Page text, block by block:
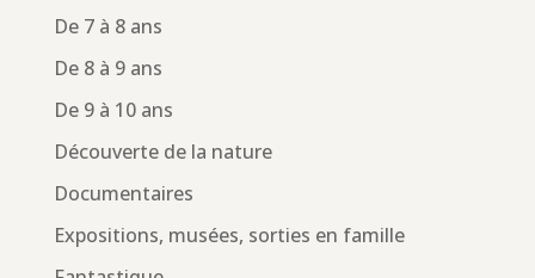
De 7 à 8 ans
De 8 à 9 ans
De 9 à 10 ans
Découverte de la nature
Documentaires
Expositions, musées, sorties en famille